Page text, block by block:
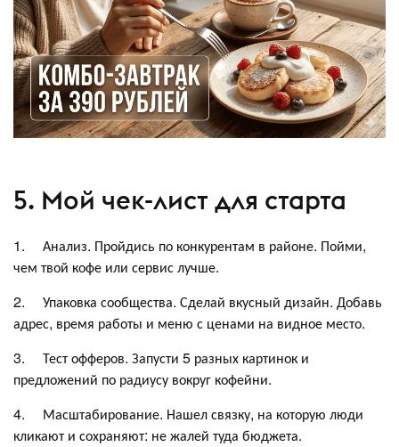
5. Мой чек-лист для старта
1. Анализ. Пройдись по конкурентам в районе. Пойми,
чем твой кофе или сервис лучше.
2. Упаковка сообщества. Сделай вкусный дизайн. Добавь
адрес, время работы и меню с ценами на видное место.
3. Тест офферов. Запусти 5 разных картинок и
предложений по радиусу вокруг кофейни.
4. Масштабирование. Нашел связку, на которую люди
кликают и сохраняют: не жалей туда бюджета.